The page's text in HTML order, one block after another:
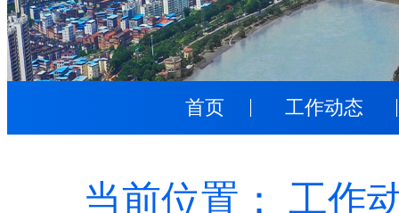
首页 工作动态
当前位置： 工作